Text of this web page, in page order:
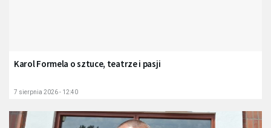
Karol Formela o sztuce, teatrze i pasji
7 sierpnia 2026 - 12:40